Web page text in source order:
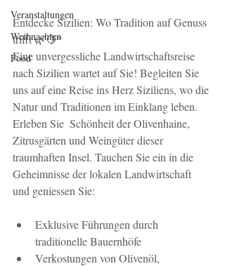
Veranstaltungen
Weihnachten
Food
Entdecke Sizilien: Wo Tradition auf Genuss
trifft 🌿🍋“
Eine unvergessliche Landwirtschaftsreise
nach Sizilien wartet auf Sie! Begleiten Sie
uns auf eine Reise ins Herz Siziliens, wo die
Natur und Traditionen im Einklang leben.
Erleben Sie  Schönheit der Olivenhaine,
Zitrusgärten und Weingüter dieser
traumhaften Insel. Tauchen Sie ein in die
Geheimnisse der lokalen Landwirtschaft
und geniessen Sie:
Exklusive Führungen durch
traditionelle Bauernhöfe
Verkostungen von Olivenöl,